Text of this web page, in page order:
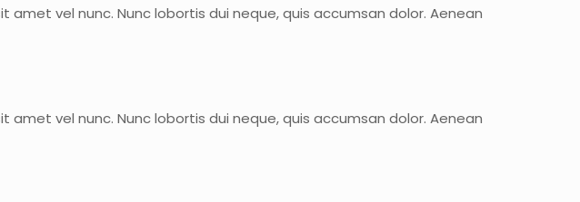
vel nunc. Nunc lobortis dui neque, quis accumsan dolor. Aenean
vel nunc. Nunc lobortis dui neque, quis accumsan dolor. Aenean